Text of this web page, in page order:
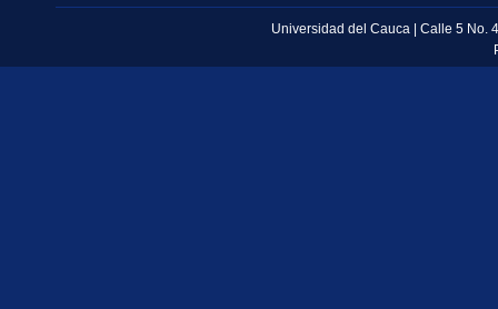
Universidad del Cauca | Calle 5 No.